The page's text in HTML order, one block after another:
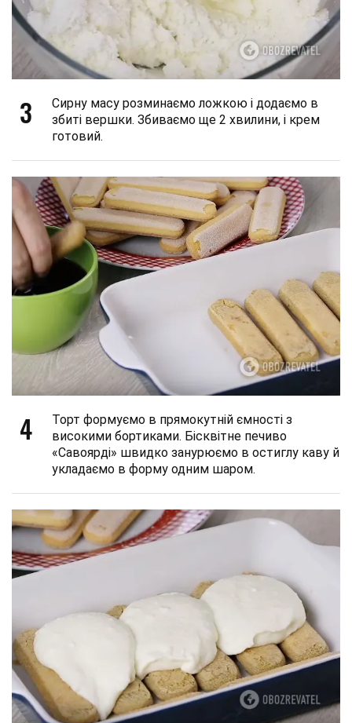
3
Сирну масу розминаємо ложкою і додаємо в
збиті вершки. Збиваємо ще 2 хвилини, і крем
готовий.
4
Торт формуємо в прямокутній ємності з
високими бортиками. Бісквітне печиво
«Савоярді» швидко занурюємо в остиглу каву й
укладаємо в форму одним шаром.